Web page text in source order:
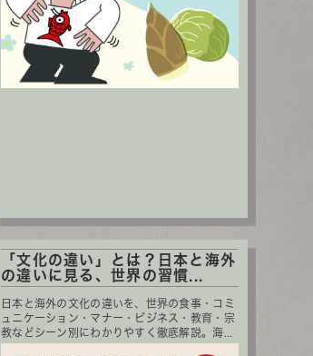
「文化の違い」とは？日本と海外
の違いに見る、世界の習慣...
日本と海外の文化の違いを、世界の食事・コミ
ュニケーション・マナー・ビジネス・教育・宗
教などシーン別にわかりやすく徹底解説。海...